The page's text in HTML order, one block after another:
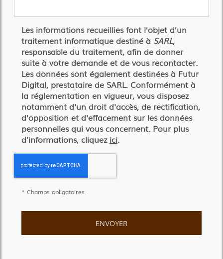
Les informations recueillies font l’objet d’un
traitement informatique destiné à SARL,
responsable du traitement, afin de donner
suite à votre demande et de vous recontacter.
Les données sont également destinées à Futur
Digital, prestataire de SARL. Conformément à
la réglementation en vigueur, vous disposez
notamment d'un droit d'accès, de rectification,
d'opposition et d'effacement sur les données
personnelles qui vous concernent. Pour plus
d’informations, cliquez ici.
* Champs obligatoires